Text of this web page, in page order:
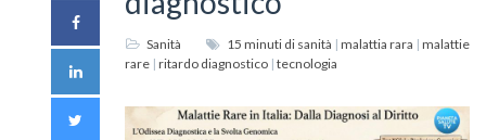
Sanità 15 minuti di sanità | malattia rara | malattie
rare | ritardo diagnostico | tecnologia